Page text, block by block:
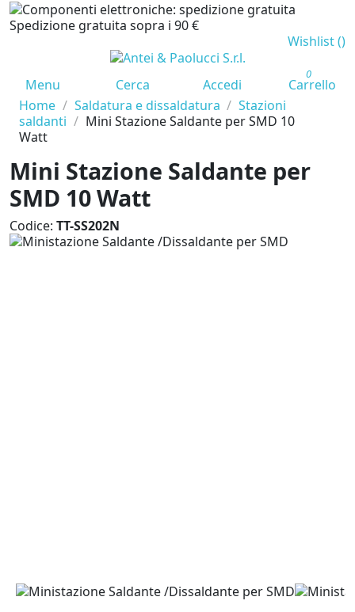
Spedizione gratuita sopra i 90 €
Wishlist ()
Menu Cerca Accedi
0
Carrello
Home
Saldatura e dissaldatura
Stazioni
saldanti
Mini Stazione Saldante per SMD 10
Watt
Mini Stazione Saldante per
SMD 10 Watt
Codice: TT-SS202N